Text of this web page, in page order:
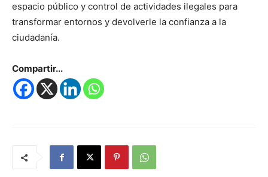
espacio público y control de actividades ilegales para
transformar entornos y devolverle la confianza a la
ciudadanía.
Compartir...